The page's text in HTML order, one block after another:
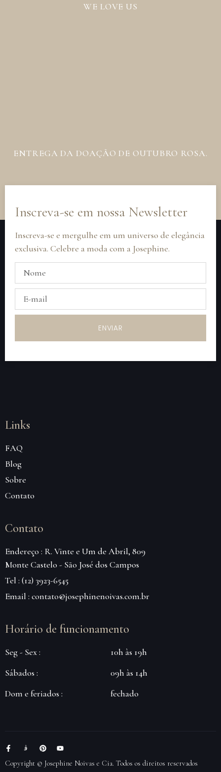
WE LOVE US
ENTREGA DA DOAÇÃO DE OUTUBRO ROSA.
Inscreva-se em nossa Newsletter
Inscreva-se e mergulhe em um universo de elegância
exclusiva. Celebre a moda com a Josephine.
ENVIAR
Links
FAQ
Blog
Sobre
Contato
Contato
Endereço : R. Vinte e Um de Abril, 809
Monte Castelo - São José dos Campos
Tel : (12) 3923-6545
Email : contato@josephinenoivas.com.br
Horário de funcionamento
Seg - Sex :
Sábados :
Dom e feriados :
10h às 19h
09h às 14h
fechado
Copyright © Josephine Noivas e Cia. Todos os direitos reservados